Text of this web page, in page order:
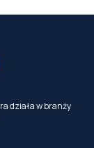
działa w branży